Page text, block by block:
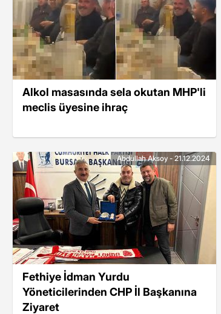
Alkol masasında sela okutan MHP'li
meclis üyesine ihraç
Fethiye İdman Yurdu
Yöneticilerinden CHP İl Başkanına
Ziyaret
Abdullah Aksoy - 21.12.2024